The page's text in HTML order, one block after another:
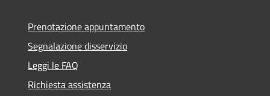
Prenotazione appuntamento
Segnalazione disservizio
Leggi le FAQ
Richiesta assistenza